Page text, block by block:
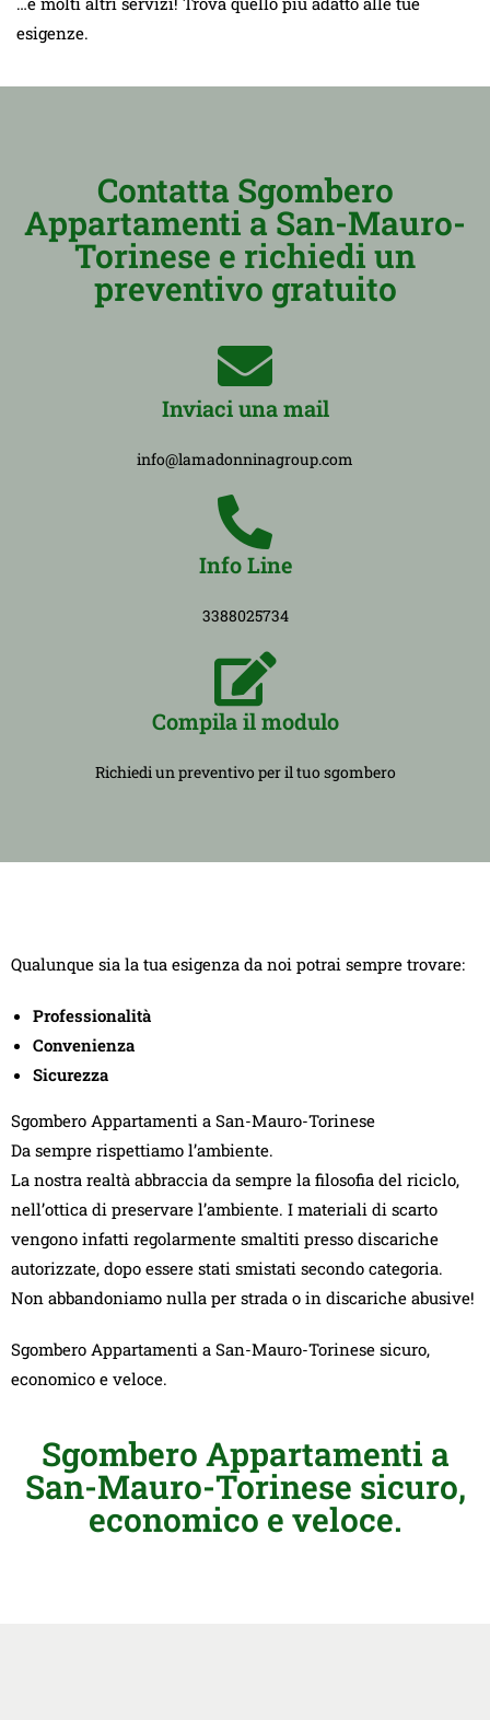
esigenze.
Contatta Sgombero
Appartamenti a San-Mauro-
Torinese e richiedi un
preventivo gratuito
Inviaci una mail
info@lamadonninagroup.com
Info Line
3388025734
Compila il modulo
Richiedi un preventivo per il tuo sgombero
Qualunque sia la tua esigenza da noi potrai sempre trovare:
Professionalità
Convenienza
Sicurezza
Sgombero Appartamenti a San-Mauro-Torinese
Da sempre rispettiamo l’ambiente.
La nostra realtà abbraccia da sempre la filosofia del riciclo,
nell’ottica di preservare l’ambiente. I materiali di scarto
vengono infatti regolarmente smaltiti presso discariche
autorizzate, dopo essere stati smistati secondo categoria.
Non abbandoniamo nulla per strada o in discariche abusive!
Sgombero Appartamenti a San-Mauro-Torinese sicuro,
economico e veloce.
Sgombero Appartamenti a
San-Mauro-Torinese sicuro,
economico e veloce.